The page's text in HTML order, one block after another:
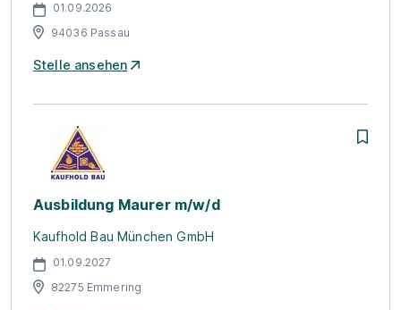
01.09.2026
94036 Passau
Stelle ansehen
Ausbildung Maurer m/w/d
Kaufhold Bau München GmbH
01.09.2027
82275 Emmering